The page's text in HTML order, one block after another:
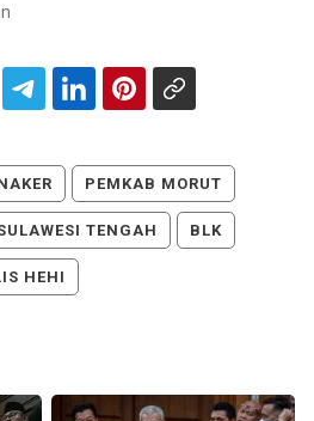
PEMKAB MORUT
TENGAH BLK
HEHI